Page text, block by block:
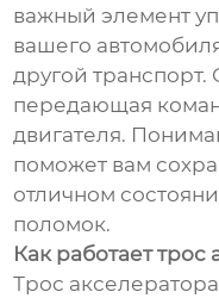
важный элемент
вашего
другой транспорт.
передающая
двигателя.
поможет вам
отличном
поломок.
Как работает трос
Трос